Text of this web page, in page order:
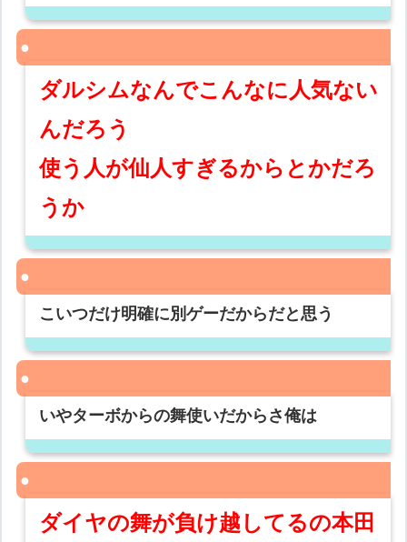
ダルシムなんでこんなに人気ない
んだろう
使う人が仙人すぎるからとかだろ
うか
こいつだけ明確に別ゲーだからだと思う
いやターボからの舞使いだからさ俺は
ダイヤの舞が負け越してるの本田